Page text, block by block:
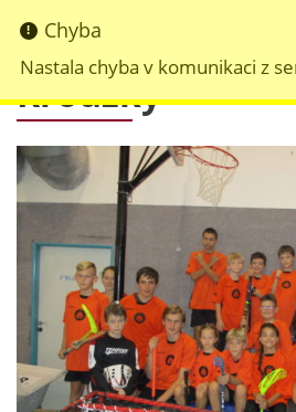
Kroužky
Chyba
Nastala chyba v komunikaci z